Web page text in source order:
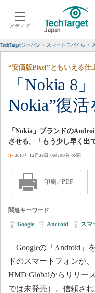
メディア
クラウド
スマートモバイル
ネットワーク
システム運用管理
TechTargetジャパン スマートモバイル
「Nokia 8
Nokia”復
“安価版Pixel”ともいえる仕
「Nokia」ブランドの
させる。「もう少し早く出
≫ 2017年12月23日 05時00分 公開
印刷／PDF
関連キーワード
Google Android スマ
Googleの「Android」
ドのスマートフォンが
HMD Globalからリリー
では未発売）。信頼さ